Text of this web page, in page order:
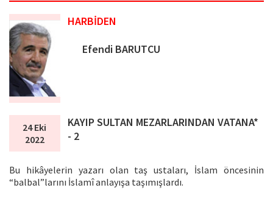
HARBİDEN
Efendi BARUTCU
24 Eki
2022
KAYIP SULTAN MEZARLARINDAN VATANA*
- 2
Bu hikâyelerin yazarı olan taş ustaları, İslam öncesinin
“balbal”larını İslamî anlayışa taşımışlardı.